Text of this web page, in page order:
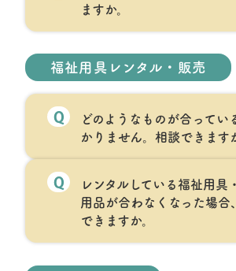
ますか。
福祉用具レンタル・販売
Q
どのようなものが合ってい
かりません。相談できます
Q
レンタルしている福祉用具
用品が合わなくなった場合
できますか。